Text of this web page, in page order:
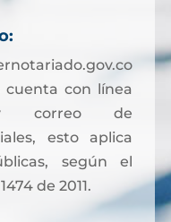
con línea
y correo de
esto aplica
según el
de 2011.